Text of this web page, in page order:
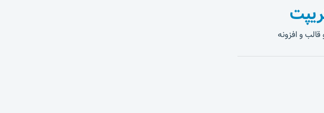
قالب و افزونه